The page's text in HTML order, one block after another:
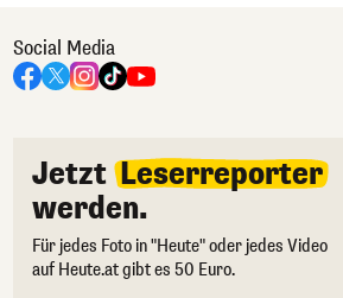
Social Media
Jetzt Leserreporter
werden.
Für jedes Foto in "Heute" oder jedes Video
auf Heute.at gibt es 50 Euro.